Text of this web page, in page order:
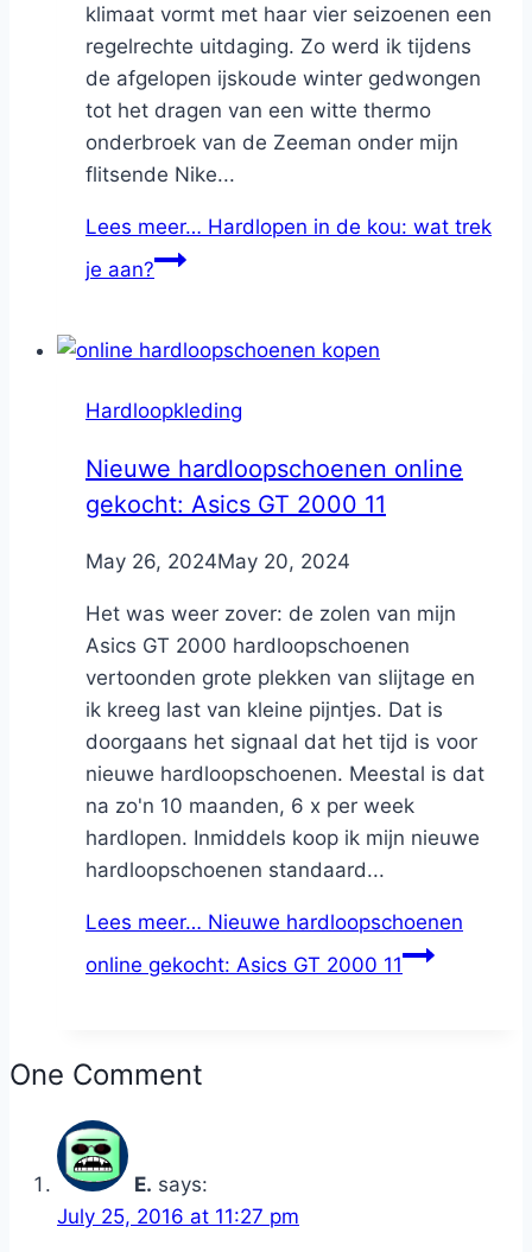
klimaat vormt met haar vier seizoenen een
regelrechte uitdaging. Zo werd ik tijdens
de afgelopen ijskoude winter gedwongen
tot het dragen van een witte thermo
onderbroek van de Zeeman onder mijn
flitsende Nike...
Lees meer… Hardlopen in de kou: wat trek
je aan?
Hardloopkleding
Nieuwe hardloopschoenen online
gekocht: Asics GT 2000 11
ByNicole
May 26, 2024May 20, 2024
Het was weer zover: de zolen van mijn
Asics GT 2000 hardloopschoenen
vertoonden grote plekken van slijtage en
ik kreeg last van kleine pijntjes. Dat is
doorgaans het signaal dat het tijd is voor
nieuwe hardloopschoenen. Meestal is dat
na zo'n 10 maanden, 6 x per week
hardlopen. Inmiddels koop ik mijn nieuwe
hardloopschoenen standaard...
Lees meer… Nieuwe hardloopschoenen
online gekocht: Asics GT 2000 11
One Comment
E. says:
July 25, 2016 at 11:27 pm